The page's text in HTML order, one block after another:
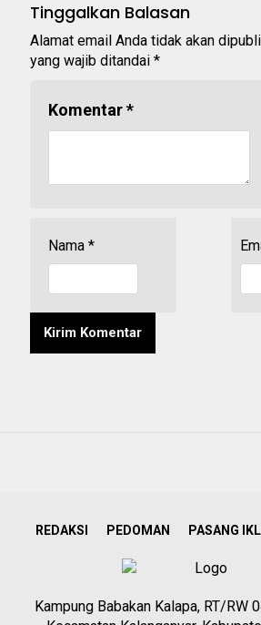
Tinggalkan Balasan
Alamat email Anda tidak akan
yang wajib ditandai *
Komentar*
Nama *
REDAKSI PEDOMAN PASANG
Kampung Babakan Kalapa, RT/RW